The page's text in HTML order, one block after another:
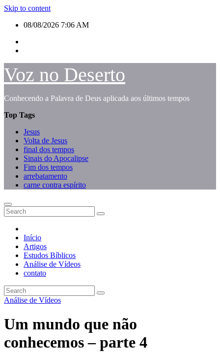
Skip to content
08/08/2026 7:06 AM
Voz no Deserto
Conhecendo a Palavra de Deus aplicada aos últimos tempos
Top Tags
Jesus
Volta de Jesus
final dos tempos
Sinais do Apocalipse
Fim dos tempos
arrebatamento
carne contra espírito
Início
Artigos
Estudos Bíblicos
Análise de Vídeos
contato
Análise de Vídeos
Um mundo que não
conhecemos – parte 4